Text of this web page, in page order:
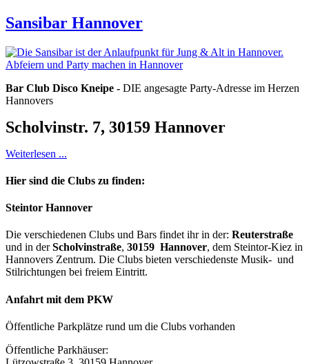
Sansibar Hannover
Bar Club Disco Kneipe - DIE angesagte Party-Adresse im Herzen
Hannovers
Scholvinstr. 7, 30159 Hannover
Weiterlesen ...
Hier sind die Clubs zu finden:
Steintor Hannover
Die verschiedenen Clubs und Bars findet ihr in der: Reuterstraße
und in derScholvinstraße, 30159 Hannover, dem Steintor-Kiez in
Hannovers Zentrum. Die Clubs bieten verschiedenste Musik- und
Stilrichtungen bei freiem Eintritt.
Anfahrt mit dem PKW
Öffentliche Parkplätze rund um die Clubs vorhanden
Öffentliche Parkhäuser: